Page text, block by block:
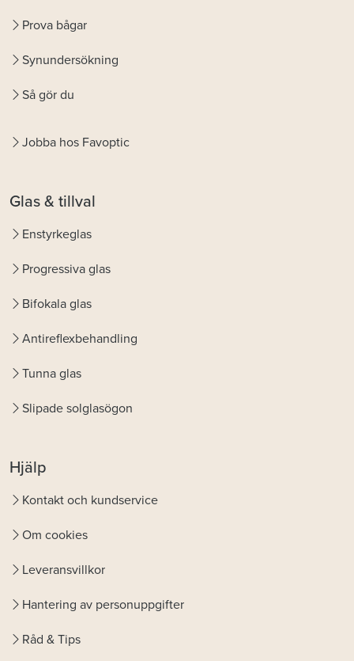
Prova bågar
Synundersökning
Så gör du
Jobba hos Favoptic
Glas & tillval
Enstyrkeglas
Progressiva glas
Bifokala glas
Antireflexbehandling
Tunna glas
Slipade solglasögon
Hjälp
Kontakt och kundservice
Om cookies
Leveransvillkor
Hantering av personuppgifter
Råd & Tips